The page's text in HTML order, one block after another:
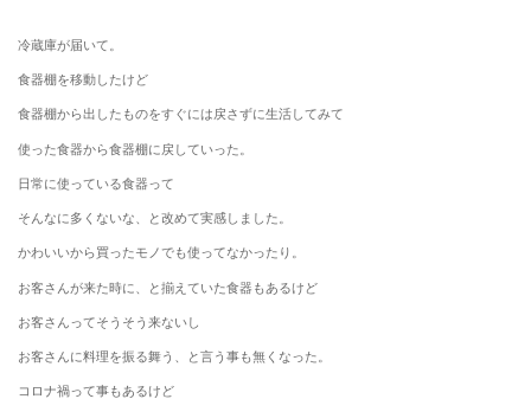
冷蔵庫が届いて。
食器棚を移動したけど
食器棚から出したものをすぐには戻さずに生活してみて
使った食器から食器棚に戻していった。
日常に使っている食器って
そんなに多くないな、と改めて実感しました。
かわいいから買ったモノでも使ってなかったり。
お客さんが来た時に、と揃えていた食器もあるけど
お客さんってそうそう来ないし
お客さんに料理を振る舞う、と言う事も無くなった。
コロナ禍って事もあるけど